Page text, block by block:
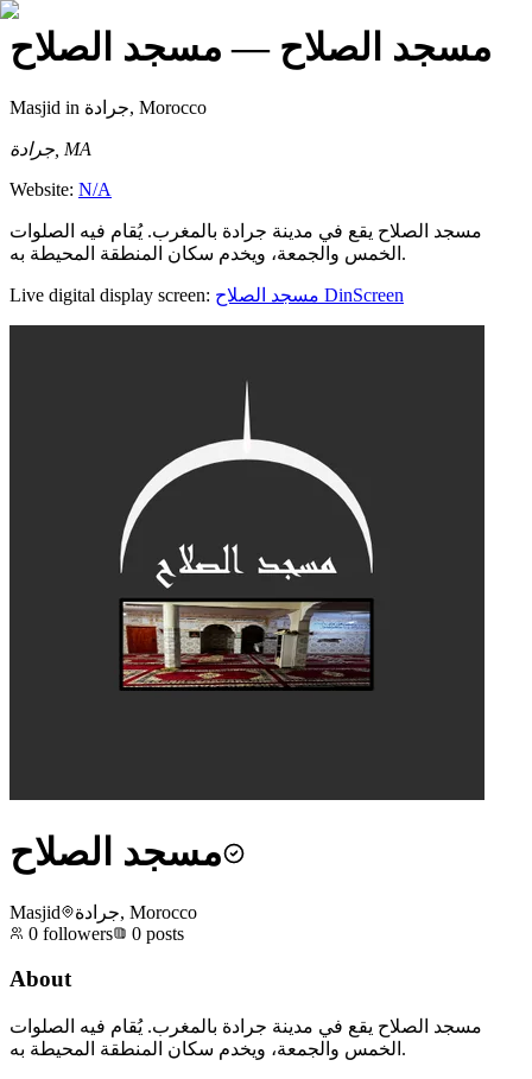
مسجد الصلاح — مسجد الصلاح
Masjid in جرادة, Morocco
جرادة, MA
Website: N/A
مسجد الصلاح يقع في مدينة جرادة بالمغرب. يُقام فيه الصلوات
الخمس والجمعة، ويخدم سكان المنطقة المحيطة به.
Live digital display screen: مسجد الصلاح DinScreen
مسجد الصلاح
Masjid
جرادة, Morocco
0 followers 0 posts
About
مسجد الصلاح يقع في مدينة جرادة بالمغرب. يُقام فيه الصلوات
الخمس والجمعة، ويخدم سكان المنطقة المحيطة به.